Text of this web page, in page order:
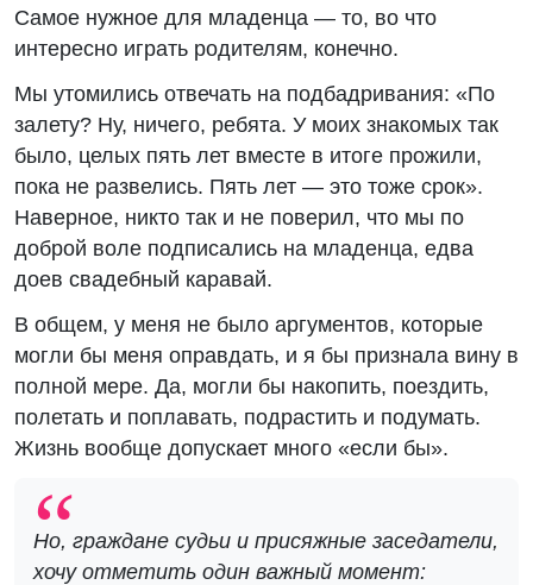
Самое нужное для младенца — то, во что
интересно играть родителям, конечно.
Мы утомились отвечать на подбадривания: «По
залету? Ну, ничего, ребята. У моих знакомых так
было, целых пять лет вместе в итоге прожили,
пока не развелись. Пять лет — это тоже срок».
Наверное, никто так и не поверил, что мы по
доброй воле подписались на младенца, едва
доев свадебный каравай.
В общем, у меня не было аргументов, которые
могли бы меня оправдать, и я бы признала вину в
полной мере. Да, могли бы накопить, поездить,
полетать и поплавать, подрастить и подумать.
Жизнь вообще допускает много «если бы».
Но, граждане судьи и присяжные заседатели,
хочу отметить один важный момент: